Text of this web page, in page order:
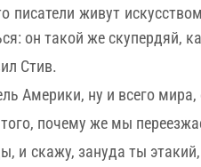
живут
он такой же скупердяй,
Стив.
Америки, ну и всего мира,
почему же мы
и скажу, зануда ты